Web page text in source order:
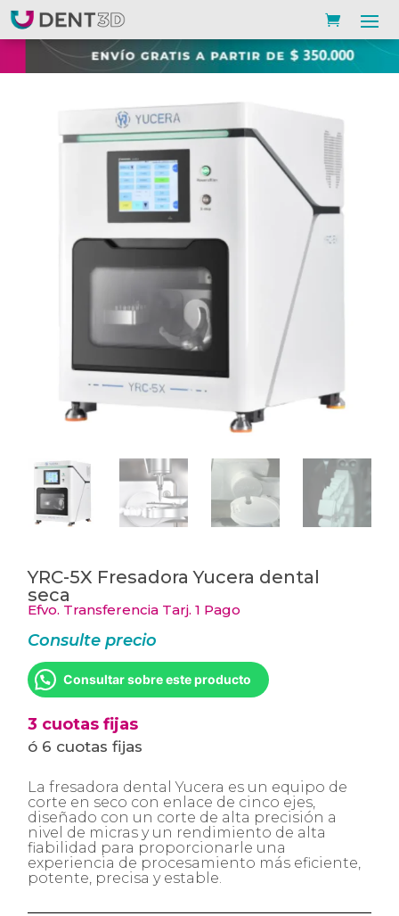
YRC-5X Fresadora Yucera dental
seca
Efvo. Transferencia Tarj. 1 Pago
Consulte precio
Consultar sobre este producto
3 cuotas fijas
ó 6 cuotas fijas
La fresadora dental Yucera es un equipo de
corte en seco con enlace de cinco ejes,
diseñado con un corte de alta precisión a
nivel de micras y un rendimiento de alta
fiabilidad para proporcionarle una
experiencia de procesamiento más eficiente,
potente, precisa y estable.